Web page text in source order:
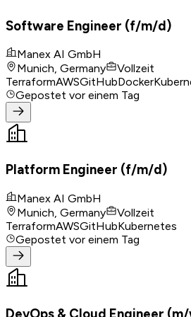
Software Engineer (f/m/d)
Manex AI GmbH
Munich, Germany
Vollzeit
TerraformAWSGitHubDocker
Gepostet vor einem Tag
Platform Engineer (f/m/d)
Manex AI GmbH
Munich, Germany
Vollzeit
TerraformAWSGitHubKubernetes
Gepostet vor einem Tag
DevOps & Cloud Engineer